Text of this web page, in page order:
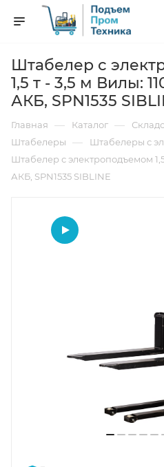
Штабелер с
1,5 т - 3,5 м Вилы:
АКБ, SPN1535
Главная — Каталог —
Штабелеры — Штабелеры с
Штабелер с электроподъемом
АКБ, SPN1535 SIBLINE